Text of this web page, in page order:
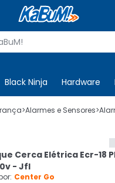
Black Ninja Hardware
sua conta
CADASTRE-SE
>Alarmes e Sensores>
Cerca Elétrica Ecr-18
- Jfl
Center Go